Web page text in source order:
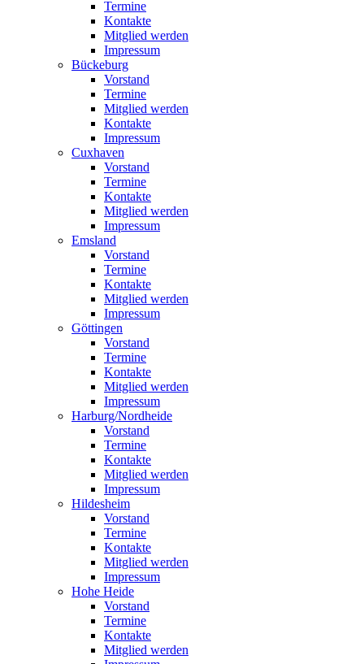
Termine
Kontakte
Mitglied werden
Impressum
Bückeburg
Vorstand
Termine
Mitglied werden
Kontakte
Impressum
Cuxhaven
Vorstand
Termine
Kontakte
Mitglied werden
Impressum
Emsland
Vorstand
Termine
Kontakte
Mitglied werden
Impressum
Göttingen
Vorstand
Termine
Kontakte
Mitglied werden
Impressum
Harburg/Nordheide
Vorstand
Termine
Kontakte
Mitglied werden
Impressum
Hildesheim
Vorstand
Termine
Kontakte
Mitglied werden
Impressum
Hohe Heide
Vorstand
Termine
Kontakte
Mitglied werden